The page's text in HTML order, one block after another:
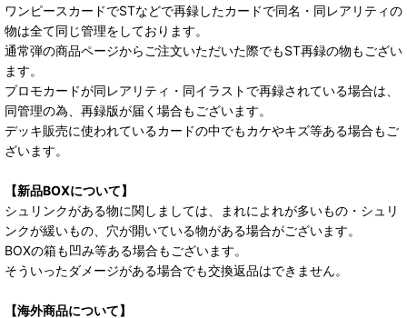
ワンピースカードでSTなどで再録したカードで同名・同レアリティの
物は全て同じ管理をしております。
通常弾の商品ページからご注文いただいた際でもST再録の物もござい
ます。
プロモカードが同レアリティ・同イラストで再録されている場合は、
同管理の為、再録版が届く場合もございます。
デッキ販売に使われているカードの中でもカケやキズ等ある場合もご
ざいます。
【新品BOXについて】
シュリンクがある物に関しましては、まれによれが多いもの・シュリ
ンクが緩いもの、穴が開いている物がある場合がございます。
BOXの箱も凹み等ある場合もございます。
そういったダメージがある場合でも交換返品はできません。
【海外商品について】